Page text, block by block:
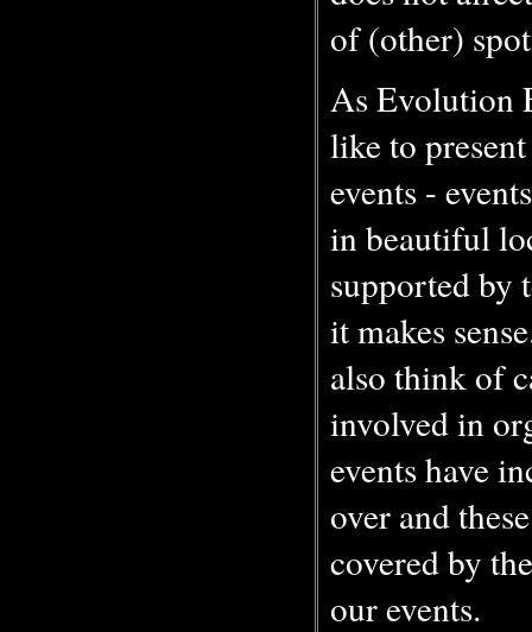
of (other)
As Evolution
like to
events -
in beautiful
supported by
it makes
also think of
involved in
events have
over and
covered by
our events.